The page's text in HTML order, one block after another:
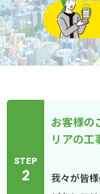
STEP
2
お客様の
リアの工
我々が皆